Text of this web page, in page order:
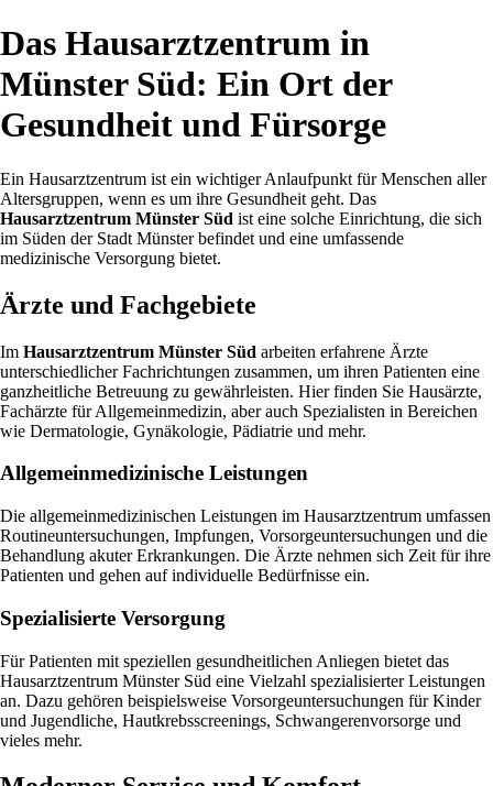
Das Hausarztzentrum in
Münster Süd: Ein Ort der
Gesundheit und Fürsorge
Ein Hausarztzentrum ist ein wichtiger Anlaufpunkt für Menschen aller
Altersgruppen, wenn es um ihre Gesundheit geht. Das
Hausarztzentrum Münster Süd ist eine solche Einrichtung, die sich
im Süden der Stadt Münster befindet und eine umfassende
medizinische Versorgung bietet.
Ärzte und Fachgebiete
Im Hausarztzentrum Münster Süd arbeiten erfahrene Ärzte
unterschiedlicher Fachrichtungen zusammen, um ihren Patienten eine
ganzheitliche Betreuung zu gewährleisten. Hier finden Sie Hausärzte,
Fachärzte für Allgemeinmedizin, aber auch Spezialisten in Bereichen
wie Dermatologie, Gynäkologie, Pädiatrie und mehr.
Allgemeinmedizinische Leistungen
Die allgemeinmedizinischen Leistungen im Hausarztzentrum umfassen
Routineuntersuchungen, Impfungen, Vorsorgeuntersuchungen und die
Behandlung akuter Erkrankungen. Die Ärzte nehmen sich Zeit für ihre
Patienten und gehen auf individuelle Bedürfnisse ein.
Spezialisierte Versorgung
Für Patienten mit speziellen gesundheitlichen Anliegen bietet das
Hausarztzentrum Münster Süd eine Vielzahl spezialisierter Leistungen
an. Dazu gehören beispielsweise Vorsorgeuntersuchungen für Kinder
und Jugendliche, Hautkrebsscreenings, Schwangerenvorsorge und
vieles mehr.